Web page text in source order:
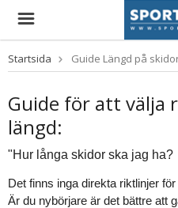
Startsida Guide Längd på
Guide för att välja
längd:
"Hur långa skidor ska jag ha?
Det finns inga direkta riktlinjer
Är du nybörjare är det bättre att